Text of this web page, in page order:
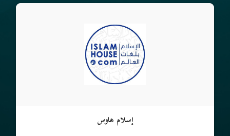
إسلام هاوس